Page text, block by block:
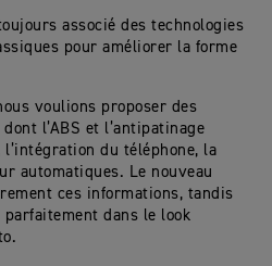
associé des technologies
pour améliorer la forme
voulions proposer des
l’ABS et l’antipatinage
du téléphone, la
automatiques. Le nouveau
ces informations, tandis
dans le look